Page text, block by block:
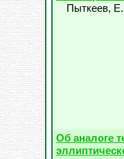
Пыткеев,
Об аналоге